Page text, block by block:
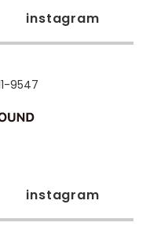
instagram
9547
instagram